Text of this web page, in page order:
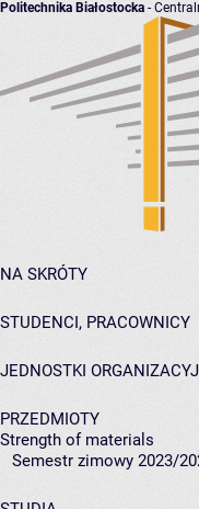
Politechnika Białostocka -
NA SKRÓTY
STUDENCI, PRACOWNICY
JEDNOSTKI
PRZEDMIOTY
Strength of materials
Semestr zimowy 2023/